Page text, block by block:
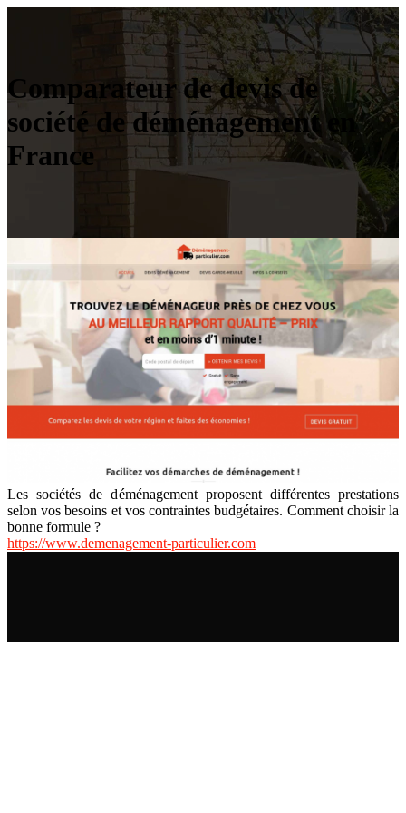
Comparateur de devis de
société de déménagement en
France
Les sociétés de déménagement proposent différentes prestations
selon vos besoins et vos contraintes budgétaires. Comment choisir la
bonne formule ?
https://www.demenagement-particulier.com